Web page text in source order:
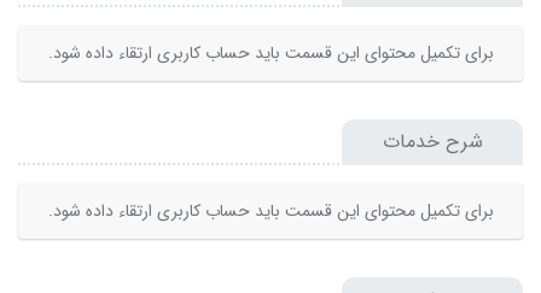
برای تکمیل محتوای این قسمت باید حساب کاربری ارتقاء داده شود.
شرح خدمات
برای تکمیل محتوای این قسمت باید حساب کاربری ارتقاء داده شود.